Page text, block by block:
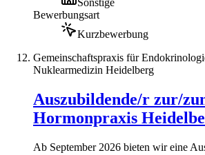
Bewerbungsart
Kurzbewerbung
Gemeinschaftspraxis für
Nuklearmedizin Heidelberg
Auszubildende/r zur/
Hormonpraxis
Ab September 2026 bieten wir eine